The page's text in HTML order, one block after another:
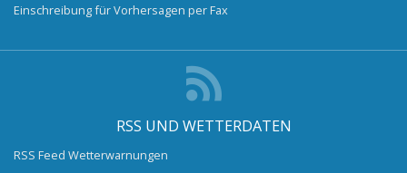
Einschreibung für Vorhersagen per Fax
RSS UND WETTERDATEN
RSS Feed Wetterwarnungen